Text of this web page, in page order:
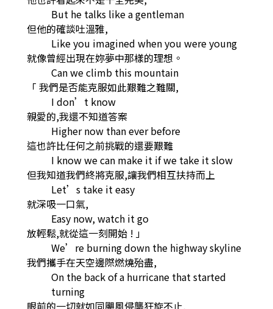
But he talks like a gentleman
但他的確談吐溫雅,
Like you imagined when you were young
就像曾經出現在妳夢中那樣的理想。
Can we climb this mountain
「 我們是否能克服如此艱難之難關,
I don’t know
親愛的,我還不知道答案
Higher now than ever before
這也許比任何之前挑戰的還要艱難
I know we can make it if we take it slow
但我知道我們終將克服,讓我們相互扶持而上
Let’s take it easy
就深吸一口氣,
Easy now, watch it go
放輕鬆,就從這一刻開始 ! 」
We’re burning down the highway skyline
我們攜手在天空邊際燃燒殆盡,
On the back of a hurricane that started
turning
眼前的一切就如同颶風侵襲狂旋不止,